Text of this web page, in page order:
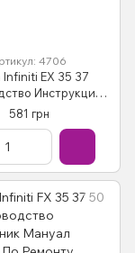
4706
Infiniti EX 35 37
Инструкция
Мануал
По Эксплуатации
с 2008
581 грн